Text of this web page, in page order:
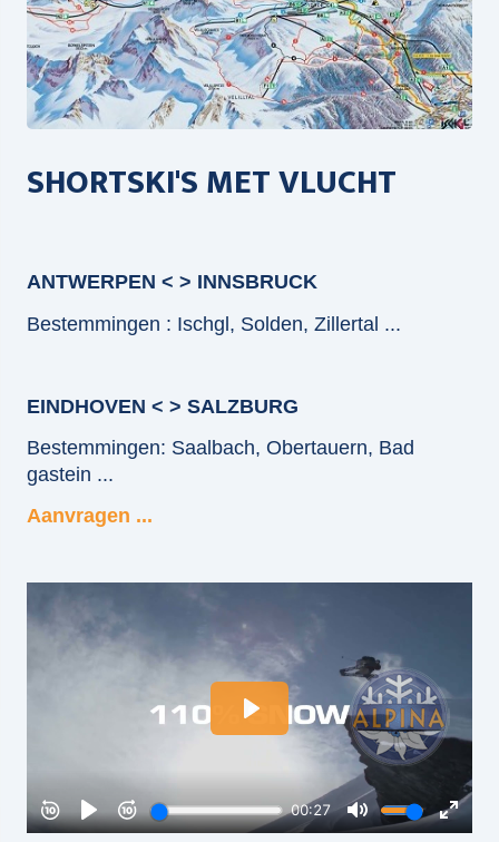
SHORTSKI'S MET VLUCHT
ANTWERPEN < > INNSBRUCK
Bestemmingen : Ischgl, Solden, Zillertal ...
EINDHOVEN < > SALZBURG
Bestemmingen: Saalbach, Obertauern, Bad
gastein ...
Aanvragen ...